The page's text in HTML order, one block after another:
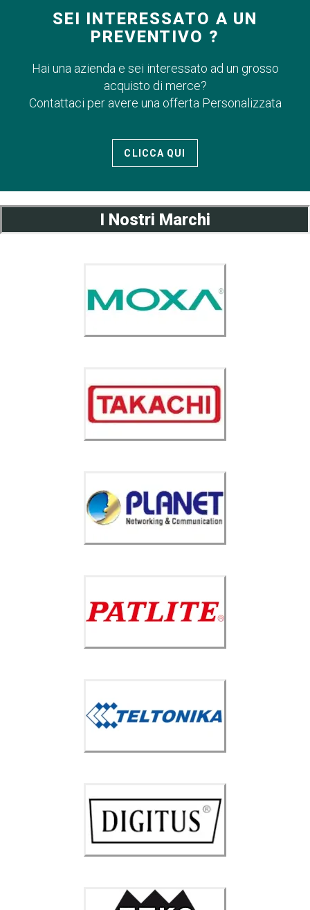
SEI INTERESSATO A UN
PREVENTIVO ?
Hai una azienda e sei interessato ad un grosso
acquisto di merce?
Contattaci per avere una offerta Personalizzata
CLICCA QUI
I Nostri Marchi